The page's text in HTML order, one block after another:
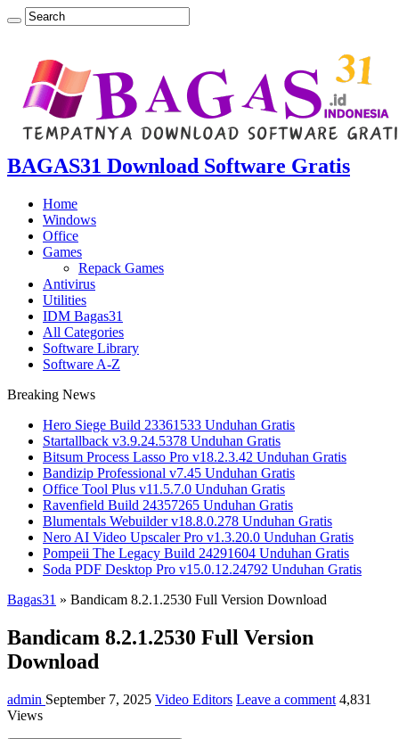
BAGAS31 Download Software Gratis
Home
Windows
Office
Games
Repack Games
Antivirus
Utilities
IDM Bagas31
All Categories
Software Library
Software A-Z
Breaking News
Hero Siege Build 23361533 Unduhan Gratis
Startallback v3.9.24.5378 Unduhan Gratis
Bitsum Process Lasso Pro v18.2.3.42 Unduhan Gratis
Bandizip Professional v7.45 Unduhan Gratis
Office Tool Plus v11.5.7.0 Unduhan Gratis
Ravenfield Build 24357265 Unduhan Gratis
Blumentals Webuilder v18.8.0.278 Unduhan Gratis
Nero AI Video Upscaler Pro v1.3.20.0 Unduhan Gratis
Pompeii The Legacy Build 24291604 Unduhan Gratis
Soda PDF Desktop Pro v15.0.12.24792 Unduhan Gratis
Bagas31 » Bandicam 8.2.1.2530 Full Version Download
Bandicam 8.2.1.2530 Full Version
Download
admin September 7, 2025 Video Editors Leave a comment 4,831
Views